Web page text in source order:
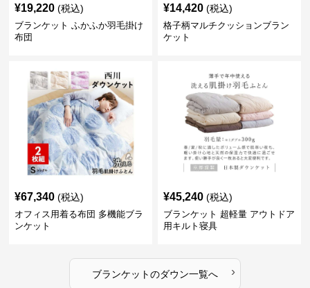
¥19,220 (税込)
ブランケット ふかふか羽毛掛け
布団
¥14,420 (税込)
格子柄マルチクッションブラン
ケット
¥67,340 (税込)
オフィス用着る布団 多機能ブラ
ンケット
¥45,240 (税込)
ブランケット 超軽量 アウトドア
用キルト寝具
ブランケットのダウン一覧へ ›